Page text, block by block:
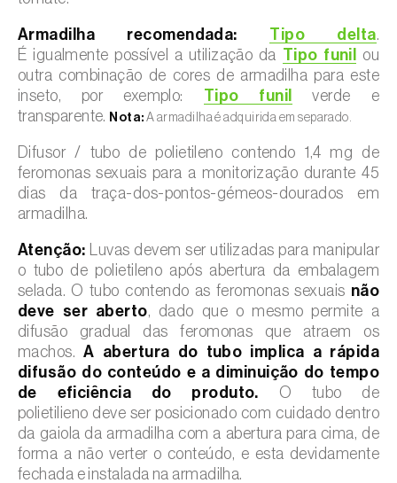
Armadilha recomendada: Tipo delta.
É igualmente possível a utilização da Tipo funil
ou
outra combinação de cores de armadilha para este
inseto, por exemplo: Tipo funil
verde e
transparente. Nota: A armadilha é adquirida em separado.
Difusor / tubo de polietileno contendo 1,4 mg de
feromonas sexuais para a monitorização durante 45
dias da traça-dos-pontos-gémeos-dourados em
armadilha.
Atenção: Luvas devem ser utilizadas para manipular
o tubo de polietileno após abertura da embalagem
selada. O tubo contendo as feromonas sexuais não
deve ser aberto, dado que o mesmo permite a
difusão gradual das feromonas que atraem os
machos.A abertura do tubo implica a rápida
difusão do conteúdo e a diminuição do tempo
de eficiência do produto. O tubo de
polietilieno deve ser posicionado com cuidado dentro
da gaiola da armadilha com a abertura para cima, de
forma a não verter o conteúdo, e esta devidamente
fechada e instalada na armadilha.